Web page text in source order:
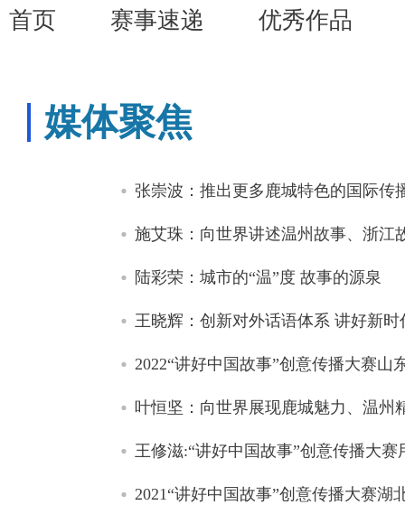
首页 赛事速递 优秀作品
媒体聚焦
张崇波：推出更多鹿城特色的国际传
施艾珠：向世界讲述温州故事、浙江
陆彩荣：城市的“温”度 故事的源泉
王晓辉：创新对外话语体系 讲好新时
2022“讲好中国故事”创意传播大赛山
叶恒坚：向世界展现鹿城魅力、温州
王修滋:“讲好中国故事”创意传播大
2021“讲好中国故事”创意传播大赛湖